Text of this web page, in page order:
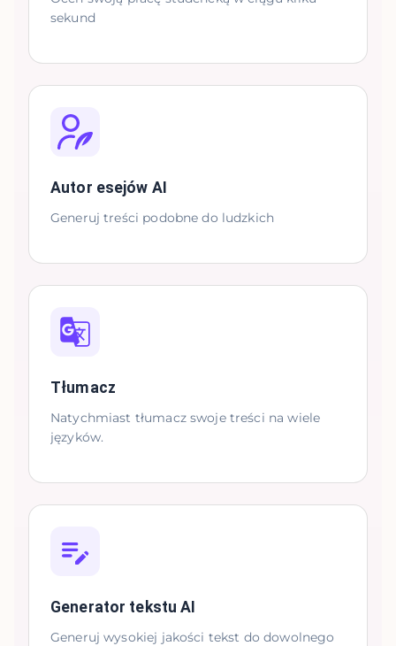
sekund
Autor esejów AI
Generuj treści podobne do ludzkich
Tłumacz
Natychmiast tłumacz swoje treści na wiele
języków.
Generator tekstu AI
Generuj wysokiej jakości tekst do dowolnego